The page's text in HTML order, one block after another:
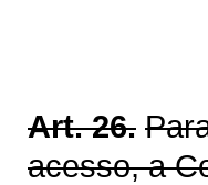
Art. 26.
acesso, a